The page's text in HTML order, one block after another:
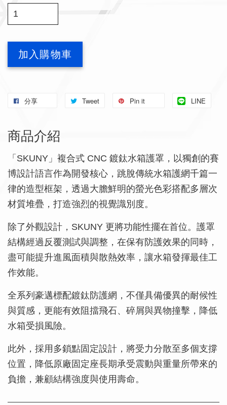
加入購物車
分享 Tweet Pin it LINE
商品介紹
「SKUNY」複合式 CNC 鍍鈦水箱護罩，以獨創的賽
博設計語言作為開發核心，跳脫傳統水箱護網千篇一
律的造型框架，透過大膽鮮明的螢光色彩搭配多層次
材質堆疊，打造強烈的視覺識別度。
除了外觀設計，SKUNY 更將功能性擺在首位。護罩
結構經過反覆測試與調整，在保有防護效果的同時，
盡可能提升進風面積與散熱效率，讓水箱發揮最佳工
作效能。
全系列豪邁標配鍍鈦防護網，不僅具備優異的耐候性
與質感，更能有效阻擋飛石、碎屑與異物撞擊，降低
水箱受損風險。
此外，採用多鎖點固定設計，將受力分散至多個支撐
位置，降低原廠固定座長期承受震動與重量所帶來的
負擔，兼顧結構強度與使用壽命。